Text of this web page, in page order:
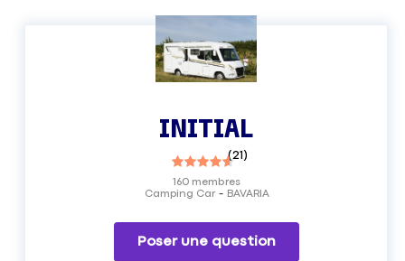
INITIAL
(21)
Camping Car BAVARIA
160membres
Poser une question